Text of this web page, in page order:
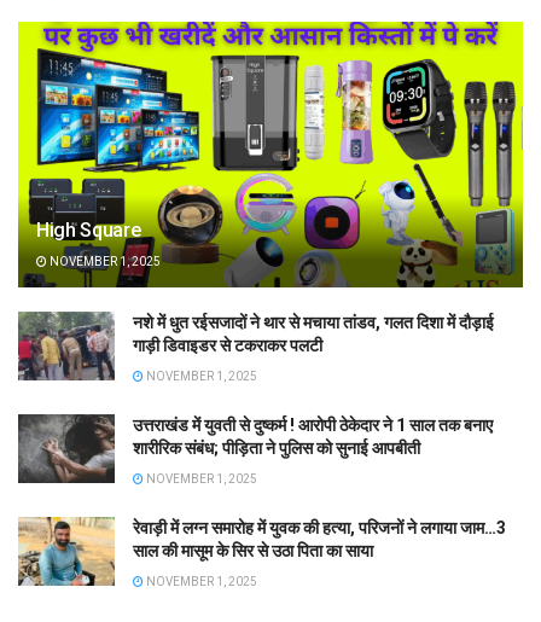
High Square
NOVEMBER 1, 2025
नशे में धुत रईसजादों ने थार से मचाया तांडव, गलत दिशा में दौड़ाई
गाड़ी डिवाइडर से टकराकर पलटी
NOVEMBER 1, 2025
उत्तराखंड में युवती से दुष्कर्म ! आरोपी ठेकेदार ने 1 साल तक बनाए
शारीरिक संबंध; पीड़िता ने पुलिस को सुनाई आपबीती
NOVEMBER 1, 2025
रेवाड़ी में लग्न समारोह में युवक की हत्या, परिजनों ने लगाया जाम…3
साल की मासूम के सिर से उठा पिता का साया
NOVEMBER 1, 2025